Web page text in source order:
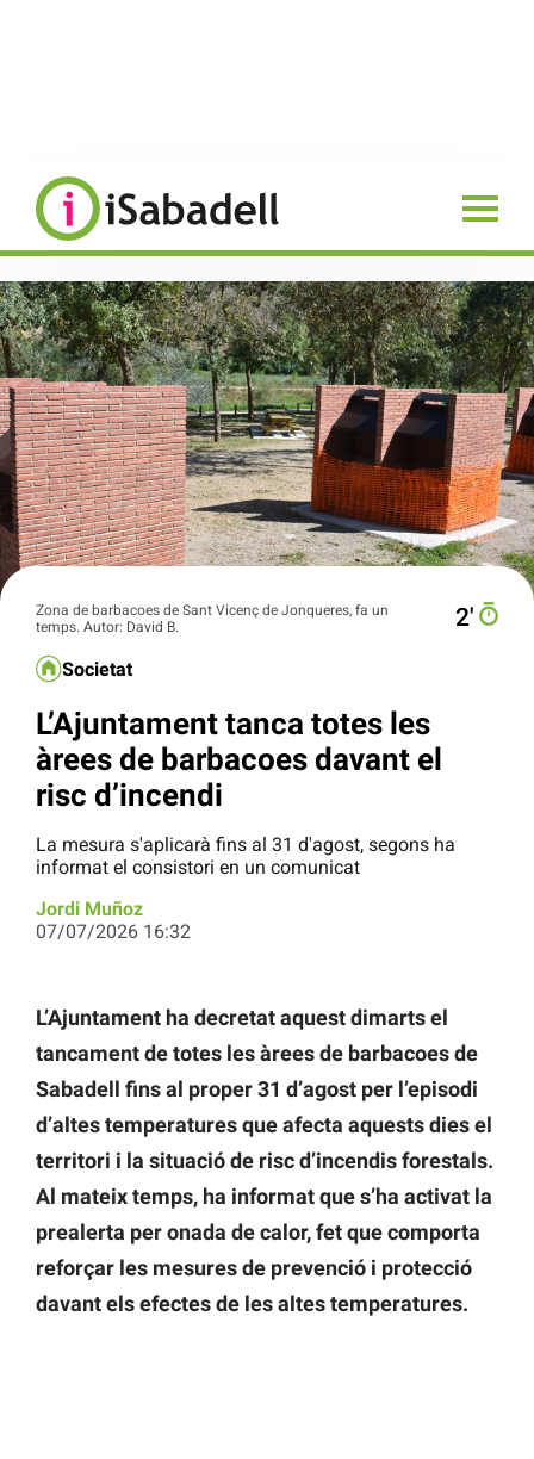
Zona de barbacoes de Sant Vicenç de Jonqueres, fa un
temps. Autor: David B.
2′
Societat
L’Ajuntament tanca totes les
àrees de barbacoes davant el
risc d’incendi
La mesura s'aplicarà fins al 31 d'agost, segons ha
informat el consistori en un comunicat
Jordi Muñoz
07/07/2026 16:32
L’Ajuntament ha decretat aquest dimarts el
tancament de totes les àrees de barbacoes de
Sabadell fins al proper 31 d’agost per l’episodi
d’altes temperatures que afecta aquests dies el
territori i la situació de risc d’incendis forestals.
Al mateix temps, ha informat que s’ha activat la
prealerta per onada de calor, fet que comporta
reforçar les mesures de prevenció i protecció
davant els efectes de les altes temperatures.